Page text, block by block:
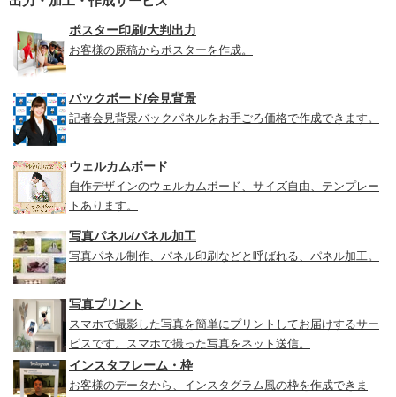
ポスター印刷/大判出力
お客様の原稿からポスターを作成。
バックボード/会見背景
記者会見背景バックパネルをお手ごろ価格で作成できます。
ウェルカムボード
自作デザインのウェルカムボード、サイズ自由、テンプレー
トあります。
写真パネル/パネル加工
写真パネル制作、パネル印刷などと呼ばれる、パネル加工。
写真プリント
スマホで撮影した写真を簡単にプリントしてお届けするサー
ビスです。スマホで撮った写真をネット送信。
インスタフレーム・枠
お客様のデータから、インスタグラム風の枠を作成できま